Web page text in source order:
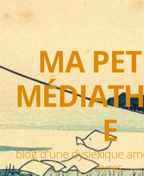
MA
E
blog d'une dyslexique
livres